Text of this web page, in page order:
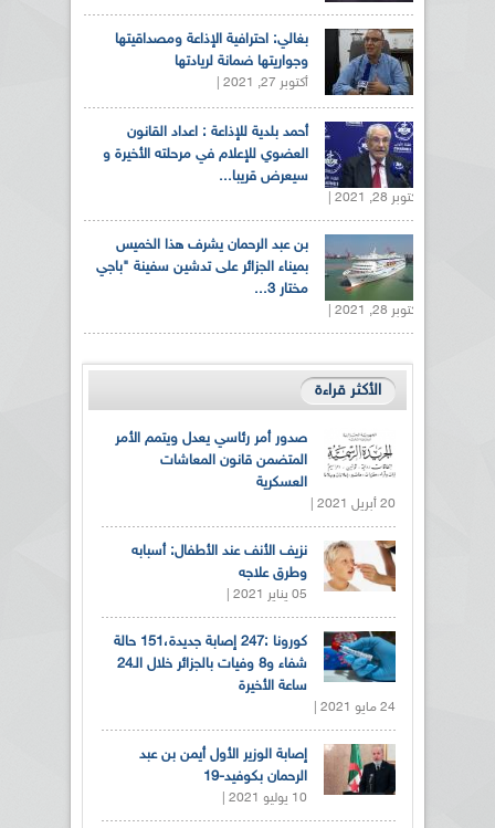
بغالي: احترافية الإذاعة ومصداقيتها
وجواريتها ضمانة لريادتها
أكتوبر 27, 2021 |
أحمد بلدية للإذاعة : اعداد القانون
العضوي للإعلام في مرحلته الأخيرة و
سيعرض قريبا...
أكتوبر 28, 2021 |
بن عبد الرحمان يشرف هذا الخميس
بميناء الجزائر على تدشين سفينة "باجي
مختار 3...
أكتوبر 28, 2021 |
الأكثر قراءة
صدور أمر رئاسي يعدل ويتمم الأمر
المتضمن قانون المعاشات
العسكرية
20 أبريل 2021 |
نزيف الأنف عند الأطفال: أسبابه
وطرق علاجه
05 يناير 2021 |
كورونا :247 إصابة جديدة،151 حالة
شفاء و8 وفيات بالجزائر خلال الـ24
ساعة الأخيرة
24 مايو 2021 |
إصابة الوزير الأول أيمن بن عبد
الرحمان بكوفيد-19
10 يوليو 2021 |